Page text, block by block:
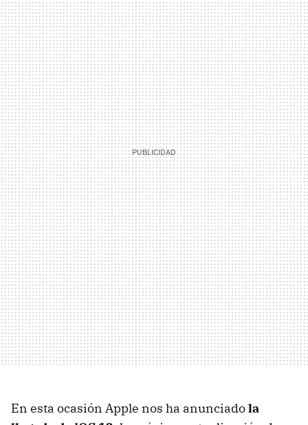
En esta ocasión Apple nos ha anunciadola